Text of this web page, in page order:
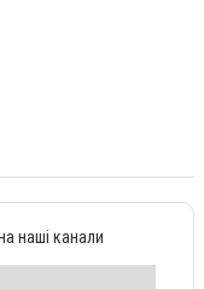
наші канали